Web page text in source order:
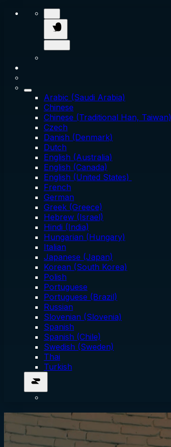
Arabic (Saudi Arabia)
Chinese
Chinese (Traditional Han, Taiwan)
Czech
Danish (Denmark)
Dutch
English (Australia)
English (Canada)
English (United States)
French
German
Greek (Greece)
Hebrew (Israel)
Hindi (India)
Hungarian (Hungary)
Italian
Japanese (Japan)
Korean (South Korea)
Polish
Portuguese
Portuguese (Brazil)
Russian
Slovenian (Slovenia)
Spanish
Spanish (Chile)
Swedish (Sweden)
Thai
Turkish